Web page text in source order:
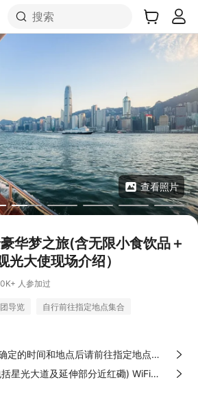
搜索
查看照片
华梦之旅(含无限小食饮品＋
光大使现场介绍）
人参加过
导览 自行前往指定地点集合
定的时间和地点后请前往指定地点登
北角公共码头，中环上船地点为中环9
上船地点为九龙尖沙咀公众码头 2
星光大道及延伸部分近红磡) WiFi热